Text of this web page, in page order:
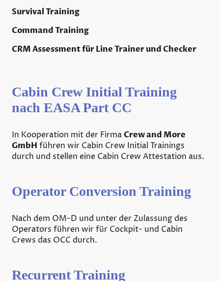
Survival Training
Command Training
CRM Assessment für Line Trainer und Checker
Cabin Crew Initial Training
nach EASA Part CC
In Kooperation mit der Firma Crew and More
GmbH führen wir Cabin Crew Initial Trainings
durch und stellen eine Cabin Crew Attestation aus.
Operator Conversion Training
Nach dem OM-D und unter der Zulassung des
Operators führen wir für Cockpit- und Cabin
Crews das OCC durch.
Recurrent Training